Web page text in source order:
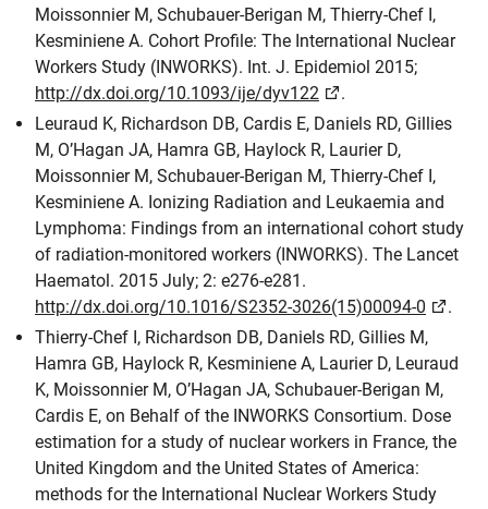
Moissonnier M, Schubauer-Berigan M, Thierry-Chef I,
Kesminiene A. Cohort Profile: The International Nuclear
Workers Study (INWORKS). Int. J. Epidemiol 2015;
http://dx.doi.org/10.1093/ije/dyv122
.
Leuraud K, Richardson DB, Cardis E, Daniels RD, Gillies
M, O’Hagan JA, Hamra GB, Haylock R, Laurier D,
Moissonnier M, Schubauer-Berigan M, Thierry-Chef I,
Kesminiene A. Ionizing Radiation and Leukaemia and
Lymphoma: Findings from an international cohort study
of radiation-monitored workers (INWORKS). The Lancet
Haematol. 2015 July; 2: e276-e281.
http://dx.doi.org/10.1016/S2352-3026(15)00094-0
.
Thierry-Chef I, Richardson DB, Daniels RD, Gillies M,
Hamra GB, Haylock R, Kesminiene A, Laurier D, Leuraud
K, Moissonnier M, O’Hagan JA, Schubauer-Berigan M,
Cardis E, on Behalf of the INWORKS Consortium. Dose
estimation for a study of nuclear workers in France, the
United Kingdom and the United States of America:
methods for the International Nuclear Workers Study